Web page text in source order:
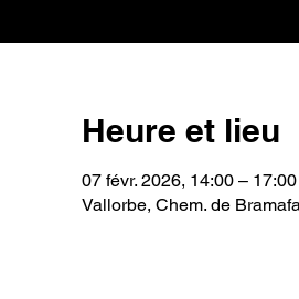
Heure et lieu
07 févr. 2026, 14:00 – 17:00
Vallorbe, Chem. de